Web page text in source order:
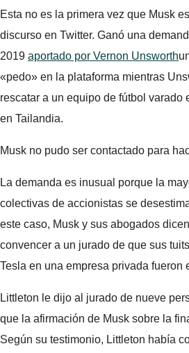
Esta no es la primera vez que Musk
discurso en Twitter. Ganó una
2019 aportado por Vernon Unsworth
«pedo» en la plataforma mientras
rescatar a un equipo de fútbol varado
en Tailandia.
Musk no pudo ser contactado para
La demanda es inusual porque la
colectivas de accionistas se
este caso, Musk y sus abogados
convencer a un jurado de que sus
Tesla en una empresa privada fueron
Littleton le dijo al jurado de nueve
que la afirmación de Musk sobre la
Según su testimonio, Littleton había